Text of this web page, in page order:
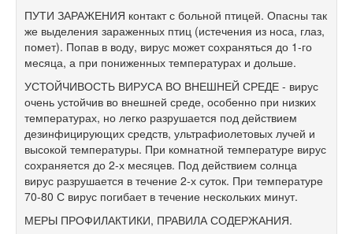
ПУТИ ЗАРАЖЕНИЯ контакт с больной птицей. Опасны так
же выделения зараженных птиц (истечения из носа, глаз,
помет). Попав в воду, вирус может сохраняться до 1-го
месяца, а при пониженных температурах и дольше.
УСТОЙЧИВОСТЬ ВИРУСА ВО ВНЕШНЕЙ СРЕДЕ - вирус
очень устойчив во внешней среде, особенно при низких
температурах, но легко разрушается под действием
дезинфицирующих средств, ультрафиолетовых лучей и
высокой температуры. При комнатной температуре вирус
сохраняется до 2-х месяцев. Под действием солнца
вирус разрушается в течение 2-х суток. При температуре
70-80 С вирус погибает в течение нескольких минут.
МЕРЫ ПРОФИЛАКТИКИ, ПРАВИЛА СОДЕРЖАНИЯ.